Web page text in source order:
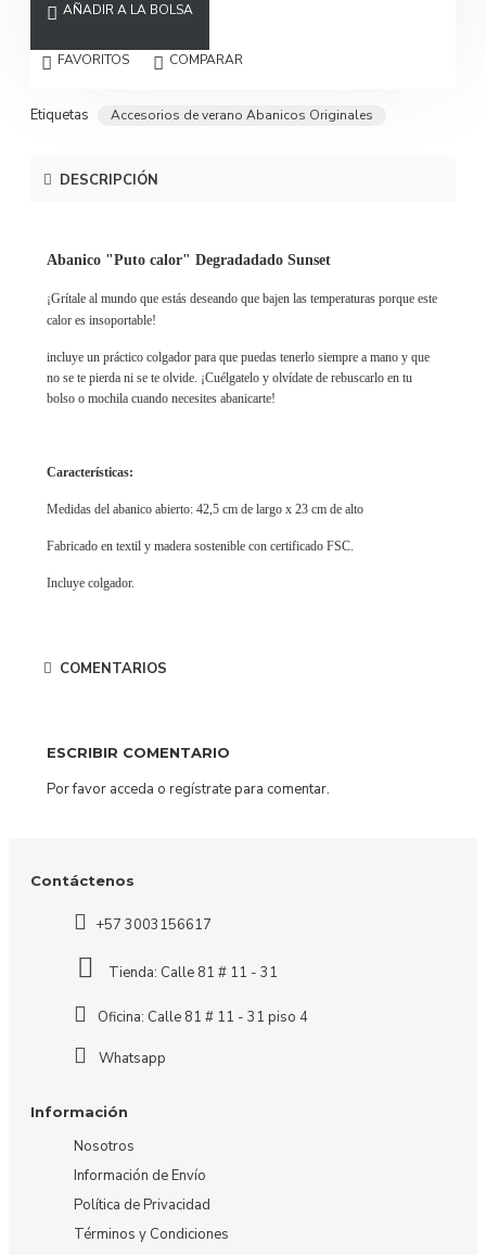
AÑADIR A LA BOLSA
FAVORITOS COMPARAR
Etiquetas Accesorios de verano Abanicos Originales
DESCRIPCIÓN
Abanico "Puto calor" Degradadado Sunset
¡Grítale al mundo que estás deseando que bajen las temperaturas porque este
calor es insoportable!
incluye un práctico colgador para que puedas tenerlo siempre a mano y que
no se te pierda ni se te olvide. ¡Cuélgatelo y olvídate de rebuscarlo en tu
bolso o mochila cuando necesites abanicarte!
Características:
Medidas del abanico abierto: 42,5 cm de largo x 23 cm de alto
Fabricado en textil y madera sostenible con certificado FSC.
Incluye colgador.
COMENTARIOS
ESCRIBIR COMENTARIO
Por favor acceda o regístratepara comentar.
Contáctenos
+57 3003156617
Tienda: Calle 81 # 11 - 31
Oficina: Calle 81 # 11 - 31 piso 4
Whatsapp
Información
Nosotros
Información de Envío
Política de Privacidad
Términos y Condiciones